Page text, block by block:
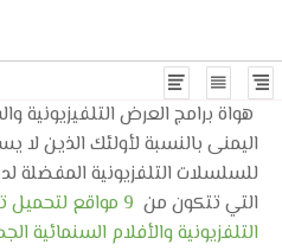
هواة برامج العرض التلفيزيونية
اليمنى بالنسبة لأولئك الذين لا
للسلسلات التلفزيونية المفضلة
التي تتكون من 9 مواقع لتحميل ترجمة و
التلفزيونية والأفلام السنمائية